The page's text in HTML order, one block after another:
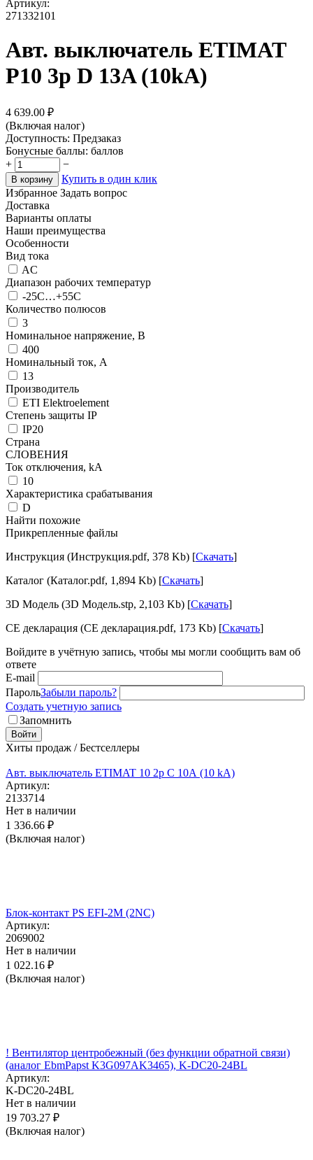
Артикул:
271332101
Авт. выключатель ETIMAT
P10 3p D 13A (10kA)
4 639.00 ₽
(Включая налог)
Доступность: Предзаказ
Бонусные баллы: баллов
+
−
В корзину
Купить в один клик
Избранное Задать вопрос
Доставка
Варианты оплаты
Наши преимущества
Особенности
Вид тока
AC
Диапазон рабочих температур
-25C…+55C
Количество полюсов
3
Номинальное напряжение, В
400
Номинальный ток, А
13
Производитель
ETI Elektroelement
Степень защиты IP
IP20
Страна
СЛОВЕНИЯ
Ток отключения, kА
10
Характеристика срабатывания
D
Найти похожие
Прикрепленные файлы
Инструкция (Инструкция.pdf, 378 Kb) [Скачать]
Каталог (Каталог.pdf, 1,894 Kb) [Скачать]
3D Модель (3D Модель.stp, 2,103 Kb) [Скачать]
CE декларация (CE декларация.pdf, 173 Kb) [Скачать]
Войдите в учётную запись, чтобы мы могли сообщить вам об
ответе
E-mail
ПарольЗабыли пароль?
Создать учетную запись
Запомнить
Войти
Хиты продаж / Бестселлеры
Авт. выключатель ETIMAT 10 2p C 10А (10 kA)
Артикул:
2133714
Нет в наличии
1 336.66 ₽
(Включая налог)
Блок-контакт PS EFI-2M (2NC)
Артикул:
2069002
Нет в наличии
1 022.16 ₽
(Включая налог)
! Вентилятор центробежный (без функции обратной связи)
(аналог EbmPapst K3G097AK3465), K-DC20-24BL
Артикул:
K-DC20-24BL
Нет в наличии
19 703.27 ₽
(Включая налог)